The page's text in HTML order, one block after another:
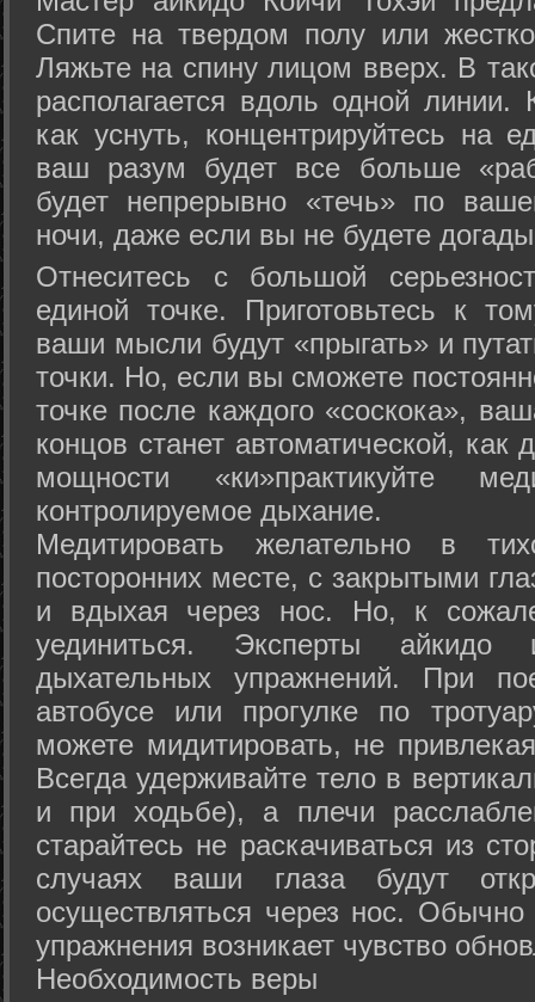
Спите на твердом полу или
Ляжьте на спину лицом вверх. В
располагается вдоль одной
как уснуть, концентрируйтесь на
ваш разум будет все больше
будет непрерывно «течь» по
ночи, даже если вы не будете
Отнеситесь с большой
единой точке. Приготовьтесь к
ваши мысли будут «прыгать» и
точки. Но, если вы сможете
точке после каждого «соскока»,
концов станет автоматической,
мощности «ки»практикуйте
контролируемое дыхание.
Медитировать желательно в
посторонних месте, с закрытыми
и вдыхая через нос. Но, к
уединиться. Эксперты айкидо
дыхательных упражнений. При
автобусе или прогулке по
можете мидитировать, не
Всегда удерживайте тело в
и при ходьбе), а плечи
старайтесь не раскачиваться из
случаях ваши глаза будут
осуществляться через нос. Обычно
упражнения возникает чувство
Необходимость веры